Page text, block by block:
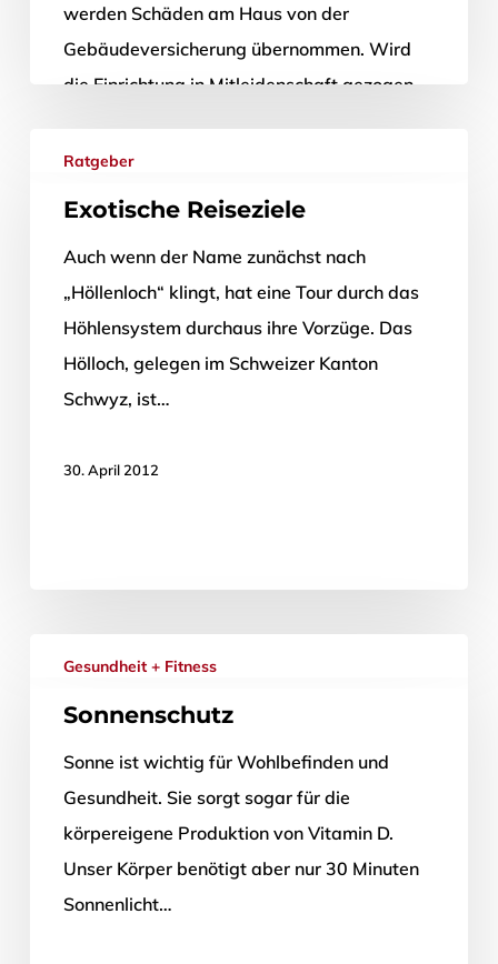
werden Schäden am Haus von der
Gebäudeversicherung übernommen. Wird
die Einrichtung in Mitleidenschaft gezogen,
Ratgeber
Exotische Reiseziele
Auch wenn der Name zunächst nach
„Höllenloch“ klingt, hat eine Tour durch das
Höhlensystem durchaus ihre Vorzüge. Das
Hölloch, gelegen im Schweizer Kanton
Schwyz, ist…
30. April 2012
Gesundheit + Fitness
Sonnenschutz
Sonne ist wichtig für Wohlbefinden und
Gesundheit. Sie sorgt sogar für die
körpereigene Produktion von Vitamin D.
Unser Körper benötigt aber nur 30 Minuten
Sonnenlicht…